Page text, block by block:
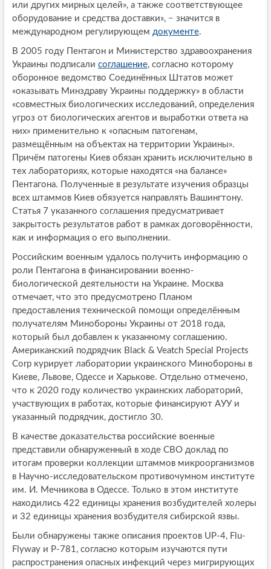
или других мирных целей», а также соответствующее
оборудование и средства доставки», − значится в
международном регулирующем документе.
В 2005 году Пентагон и Министерство здравоохранения
Украины подписали соглашение, согласно которому
оборонное ведомство Соединённых Штатов может
«оказывать Минздраву Украины поддержку» в области
«совместных биологических исследований, определения
угроз от биологических агентов и выработки ответа на
них» применительно к «опасным патогенам,
размещённым на объектах на территории Украины».
Причём патогены Киев обязан хранить исключительно в
тех лабораториях, которые находятся «на балансе»
Пентагона. Полученные в результате изучения образцы
всех штаммов Киев обязуется направлять Вашингтону.
Статья 7 указанного соглашения предусматривает
закрытость результатов работ в рамках договорённости,
как и информация о его выполнении.
Российским военным удалось получить информацию о
роли Пентагона в финансировании военно-
биологической деятельности на Украине. Москва
отмечает, что это предусмотрено Планом
предоставления технической помощи определённым
получателям Минобороны Украины от 2018 года,
который был добавлен к указанному соглашению.
Американский подрядчик Black & Veatch Special Projects
Corp курирует лаборатории украинского Минобороны в
Киеве, Львове, Одессе и Харькове. Отдельно отмечено,
что к 2020 году количество украинских лабораторий,
участвующих в работах, которые финансируют АУУ и
указанный подрядчик, достигло 30.
В качестве доказательства российские военные
представили обнаруженный в ходе СВО доклад по
итогам проверки коллекции штаммов микроорганизмов
в Научно-исследовательском противочумном институте
им. И. Мечникова в Одессе. Только в этом институте
находились 422 единицы хранения возбудителей холеры
и 32 единицы хранения возбудителя сибирской язвы.
Были обнаружены также описания проектов UP-4, Flu-
Flyway и P-781, согласно которым изучаются пути
распространения опасных инфекций через мигрирующих